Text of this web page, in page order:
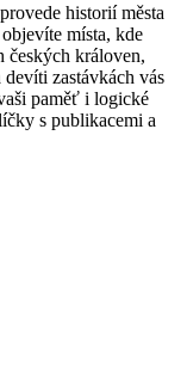
historií města
místa, kde
českých královen,
devíti zastávkách vás
paměť i logické
s publikacemi a